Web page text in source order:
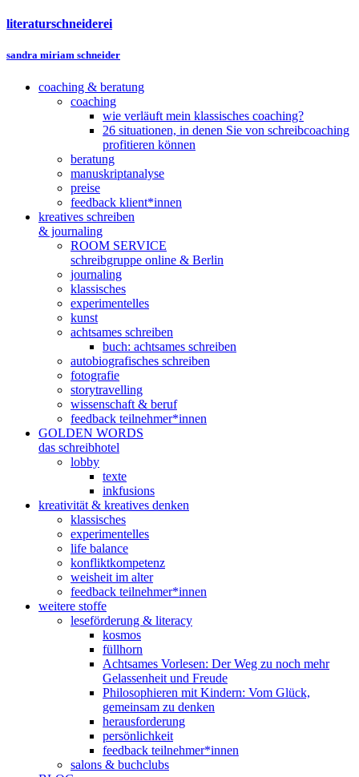
literaturschneiderei
sandra miriam schneider
coaching & beratung
coaching
wie verläuft mein klassisches coaching?
26 situationen, in denen Sie von schreibcoaching
profitieren können
beratung
manuskriptanalyse
preise
feedback klient*innen
kreatives schreiben
& journaling
ROOM SERVICE
schreibgruppe online & Berlin
journaling
klassisches
experimentelles
kunst
achtsames schreiben
buch: achtsames schreiben
autobiografisches schreiben
fotografie
storytravelling
wissenschaft & beruf
feedback teilnehmer*innen
GOLDEN WORDS
das schreibhotel
lobby
texte
inkfusions
kreativität & kreatives denken
klassisches
experimentelles
life balance
konfliktkompetenz
weisheit im alter
feedback teilnehmer*innen
weitere stoffe
leseförderung & literacy
kosmos
füllhorn
Achtsames Vorlesen: Der Weg zu noch mehr
Gelassenheit und Freude
Philosophieren mit Kindern: Vom Glück,
gemeinsam zu denken
herausforderung
persönlichkeit
feedback teilnehmer*innen
salons & buchclubs